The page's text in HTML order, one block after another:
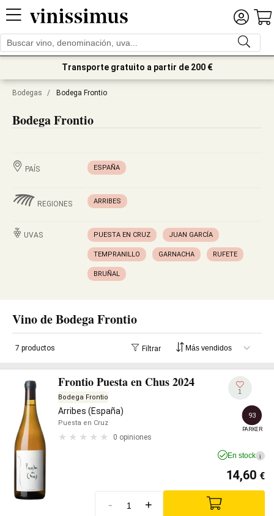
Transporte gratuito a partir de 200 €
Bodegas / Bodega Frontio
Bodega Frontio
PAÍS ESPAÑA
REGIONES ARRIBES
UVAS PUESTA EN CRUZ JUAN GARCÍA
TEMPRANILLO GARNACHA RUFETE
BRUÑAL
Vino de Bodega Frontio
7 productos Filtrar
Frontio Puesta en Chus 2024
Bodega Frontio
Arribes (España)
Puesta en Cruz
0 opiniones
1
93
PARKER
En stock i
14,60 €
- +